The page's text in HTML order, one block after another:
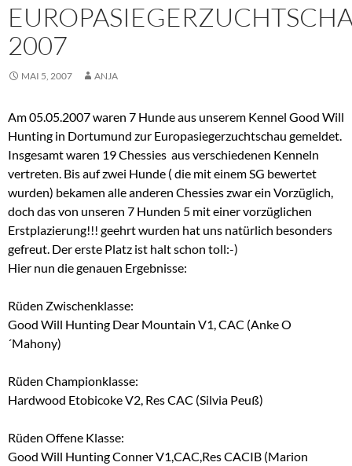
2007
MAI 5, 2007 ANJA
Am 05.05.2007 waren 7 Hunde aus unserem Kennel Good Will
Hunting in Dortumund zur Europasiegerzuchtschau gemeldet.
Insgesamt waren 19 Chessies aus verschiedenen Kenneln
vertreten. Bis auf zwei Hunde ( die mit einem SG bewertet
wurden) bekamen alle anderen Chessies zwar ein Vorzüglich,
doch das von unseren 7 Hunden 5 mit einer vorzüglichen
Erstplazierung!!! geehrt wurden hat uns natürlich besonders
gefreut. Der erste Platz ist halt schon toll:-)
Hier nun die genauen Ergebnisse:
Rüden Zwischenklasse:
Good Will Hunting Dear Mountain V1, CAC (Anke O
´Mahony)
Rüden Championklasse:
Hardwood Etobicoke V2, Res CAC (Silvia Peuß)
Rüden Offene Klasse:
Good Will Hunting Conner V1,CAC,Res CACIB (Marion